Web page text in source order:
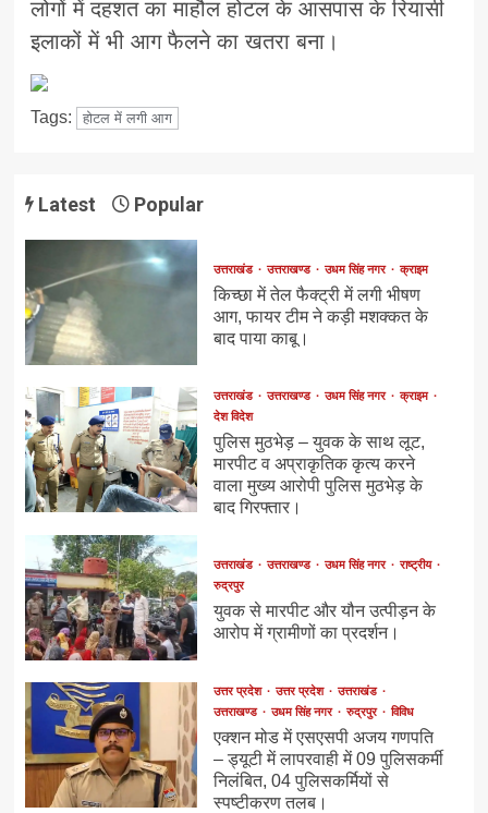
लोगों में दहशत का माहौल होटल के आसपास के रियासी
इलाकों में भी आग फैलने का खतरा बना।
Tags: होटल में लगी आग
Latest Popular
उत्तराखंड उत्तराखण्ड उधम सिंह नगर क्राइम
किच्छा में तेल फैक्ट्री में लगी भीषण
आग, फायर टीम ने कड़ी मशक्कत के
बाद पाया काबू।
उत्तराखंड उत्तराखण्ड उधम सिंह नगर
क्राइम
देश विदेश
पुलिस मुठभेड़ – युवक के साथ लूट,
मारपीट व अप्राकृतिक कृत्य करने
वाला मुख्य आरोपी पुलिस मुठभेड़ के
बाद गिरफ्तार।
उत्तराखंड उत्तराखण्ड उधम सिंह नगर
राष्ट्रीय
रुद्रपुर
युवक से मारपीट और यौन उत्पीड़न के
आरोप में ग्रामीणों का प्रदर्शन।
उत्तर प्रदेश उत्तर प्रदेश
उत्तराखंड
उत्तराखण्ड
उधम सिंह नगर रुद्रपुर विविध
एक्शन मोड में एसएसपी अजय गणपति
– ड्यूटी में लापरवाही में 09 पुलिसकर्मी
निलंबित, 04 पुलिसकर्मियों से
स्पष्टीकरण तलब।